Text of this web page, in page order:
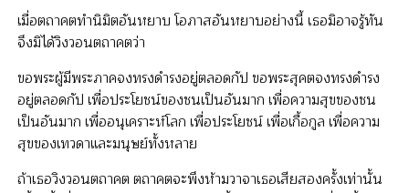
เมื่อตถาคตทำนิมิตอันหยาบ โอภาสอันหยาบอย่างนี้ เธอมิอาจรู้ทัน
จึงมิได้วิงวอนตถาคตว่า
ขอพระผู้มีพระภาคจงทรงดำรงอยู่ตลอดกัป ขอพระสุคตจงทรงดำรง
อยู่ตลอดกัป เพื่อประโยชน์ของชนเป็นอันมาก เพื่อความสุขของชน
เป็นอันมาก เพื่ออนุเคราะห์โลก เพื่อประโยชน์ เพื่อเกื้อกูล เพื่อความ
สุขของเทวดาและมนุษย์ทั้งหลาย
ถ้าเธอวิงวอนตถาคต ตถาคตจะพึงห้ามวาจาเธอเสียสองครั้งเท่านั้น